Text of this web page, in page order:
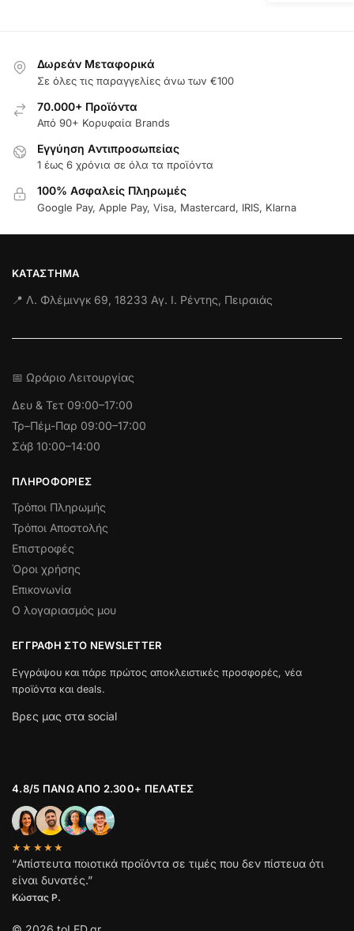
Δωρεάν Μεταφορικά
Σε όλες τις παραγγελίες άνω των €100
70.000+ Προϊόντα
Από 90+ Κορυφαία Brands
Εγγύηση Aντιπροσωπείας
1 έως 6 χρόνια σε όλα τα προϊόντα
100% Ασφαλείς Πληρωμές
Google Pay, Apple Pay, Visa, Mastercard, IRIS, Klarna
ΚΑΤΆΣΤΗΜΑ
📍 Λ. Φλέμινγκ 69, 18233 Αγ. Ι. Ρέντης, Πειραιάς
📅 Ωράριο Λειτουργίας
Δευ & Τετ 09:00–17:00
Τρ–Πέμ-Παρ 09:00–17:00
Σάβ 10:00–14:00
ΠΛΗΡΟΦΟΡΊΕΣ
Τρόποι Πληρωμής
Τρόποι Αποστολής
Επιστροφές
Όροι χρήσης
Επικονωνία
Ο λογαριασμός μου
ΕΓΓΡΑΦΉ ΣΤΟ NEWSLETTER
Εγγράψου και πάρε πρώτος αποκλειστικές προσφορές, νέα
προϊόντα και deals.
Βρες μας στα social
4.8/5 ΠΆΝΩ ΑΠΌ 2.300+ ΠΕΛΆΤΕΣ
★★★★★
“Απίστευτα ποιοτικά προϊόντα σε τιμές που δεν πίστευα ότι
είναι δυνατές.”
Κώστας Ρ.